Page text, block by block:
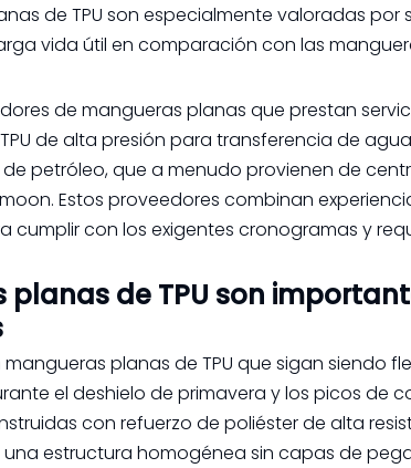
de TPU son especialmente valoradas por
vida útil en comparación con las
de mangueras planas que prestan
de alta presión para transferencia de
petróleo, que a menudo provienen de
Estos proveedores combinan
con los exigentes cronogramas y
planas de TPU son
planas de TPU que sigan siendo
el deshielo de primavera y los picos de
con refuerzo de poliéster de alta
estructura homogénea sin capas de